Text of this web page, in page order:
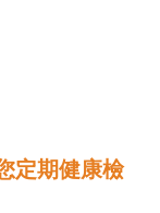
定期健康檢